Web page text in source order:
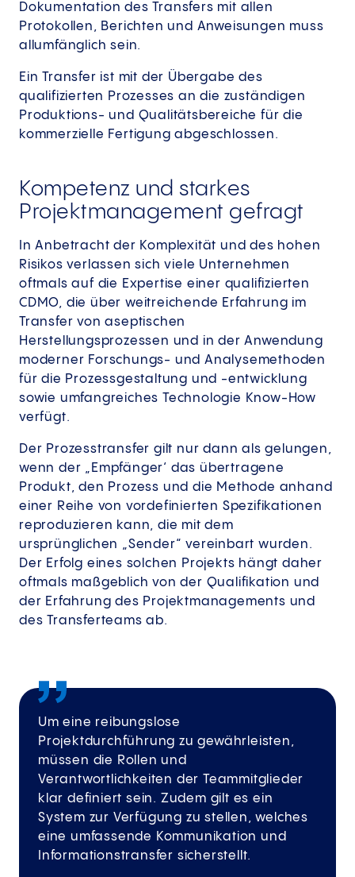
Dokumentation des Transfers mit allen
Protokollen, Berichten und Anweisungen muss
allumfänglich sein.
Ein Transfer ist mit der Übergabe des
qualifizierten Prozesses an die zuständigen
Produktions- und Qualitätsbereiche für die
kommerzielle Fertigung abgeschlossen.
Kompetenz und starkes
Projektmanagement gefragt
In Anbetracht der Komplexität und des hohen
Risikos verlassen sich viele Unternehmen
oftmals auf die Expertise einer qualifizierten
CDMO, die über weitreichende Erfahrung im
Transfer von aseptischen
Herstellungsprozessen und in der Anwendung
moderner Forschungs- und Analysemethoden
für die Prozessgestaltung und -entwicklung
sowie umfangreiches Technologie Know-How
verfügt.
Der Prozesstransfer gilt nur dann als gelungen,
wenn der „Empfänger‘ das übertragene
Produkt, den Prozess und die Methode anhand
einer Reihe von vordefinierten Spezifikationen
reproduzieren kann, die mit dem
ursprünglichen „Sender“ vereinbart wurden.
Der Erfolg eines solchen Projekts hängt daher
oftmals maßgeblich von der Qualifikation und
der Erfahrung des Projektmanagements und
des Transferteams ab.
Um eine reibungslose
Projektdurchführung zu gewährleisten,
müssen die Rollen und
Verantwortlichkeiten der Teammitglieder
klar definiert sein. Zudem gilt es ein
System zur Verfügung zu stellen, welches
eine umfassende Kommunikation und
Informationstransfer sicherstellt.